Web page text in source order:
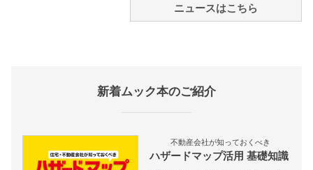
ニュースはこちら
新着ムック本のご紹介
不動産会社が知っておくべき
ハザードマップ活用 基礎知識